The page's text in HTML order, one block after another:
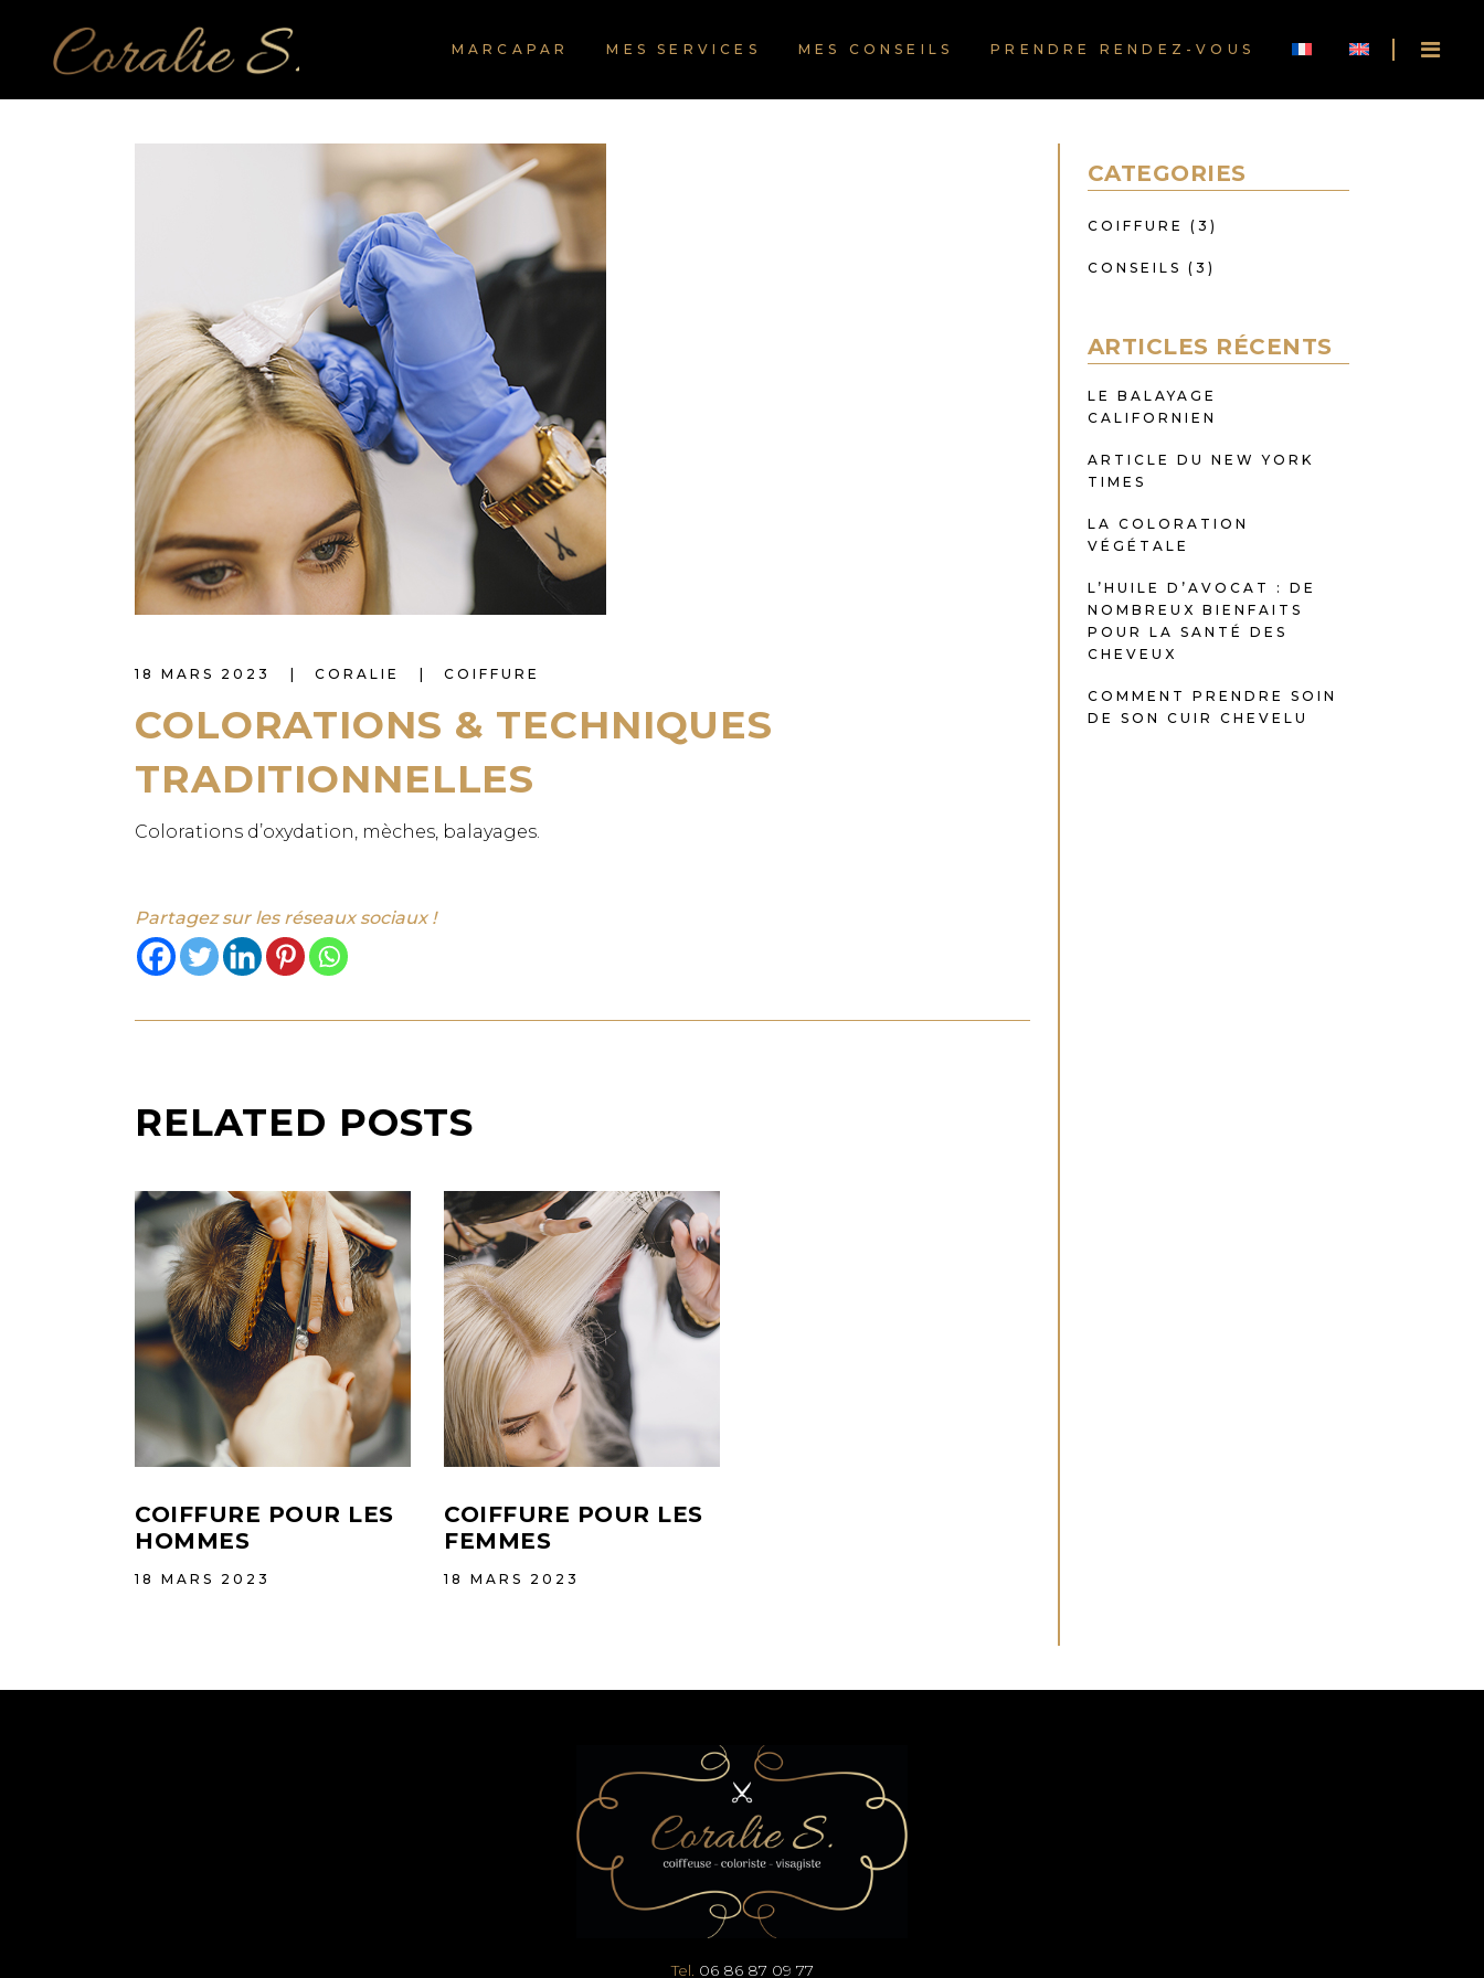
MARCAPAR MES SERVICES MES CONSEILS PRENDRE RENDEZ-VOUS
18 MARS 2023 CORALIE COIFFURE
COLORATIONS & TECHNIQUES
TRADITIONNELLES
Colorations d’oxydation, mèches, balayages.
Partagez sur les réseaux sociaux !
RELATED POSTS
COIFFURE POUR LES
HOMMES
18 MARS 2023
COIFFURE POUR LES
FEMMES
18 MARS 2023
CATEGORIES
COIFFURE (3)
CONSEILS (3)
ARTICLES RÉCENTS
LE BALAYAGE
CALIFORNIEN
ARTICLE DU NEW YORK
TIMES
LA COLORATION
VÉGÉTALE
L’HUILE D’AVOCAT : DE
NOMBREUX BIENFAITS
POUR LA SANTÉ DES
CHEVEUX
COMMENT PRENDRE SOIN
DE SON CUIR CHEVELU
Tel. 06 86 87 09 77